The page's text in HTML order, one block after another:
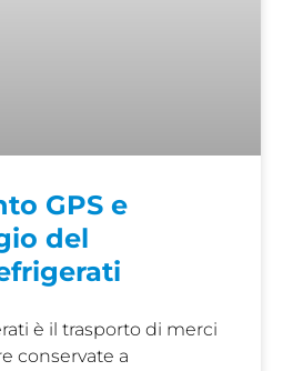
GPS e
del
è il trasporto di merci
conservate a